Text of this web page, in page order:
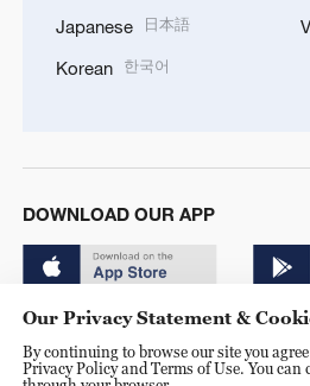
Japanese 日本語
Korean 한국어
DOWNLOAD OUR APP
Our Privacy Statement &
By continuing to browse our site you
Privacy Policy and Terms of Use. You can